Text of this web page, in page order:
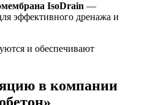
IsoDrain —
эффективного дренажа и
и обеспечивают
в компании